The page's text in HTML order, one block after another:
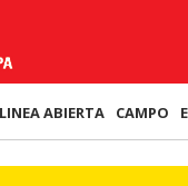
LINEA ABIERTA CAMPO